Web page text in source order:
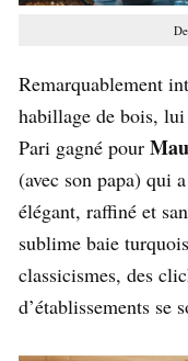
Remarquablement
habillage de bois,
Pari gagné pour
(avec son papa) qui
élégant, raffiné et
sublime baie
classicismes, des
d’établissements se